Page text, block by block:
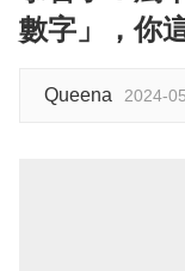
數字」，你
Queena 2024-